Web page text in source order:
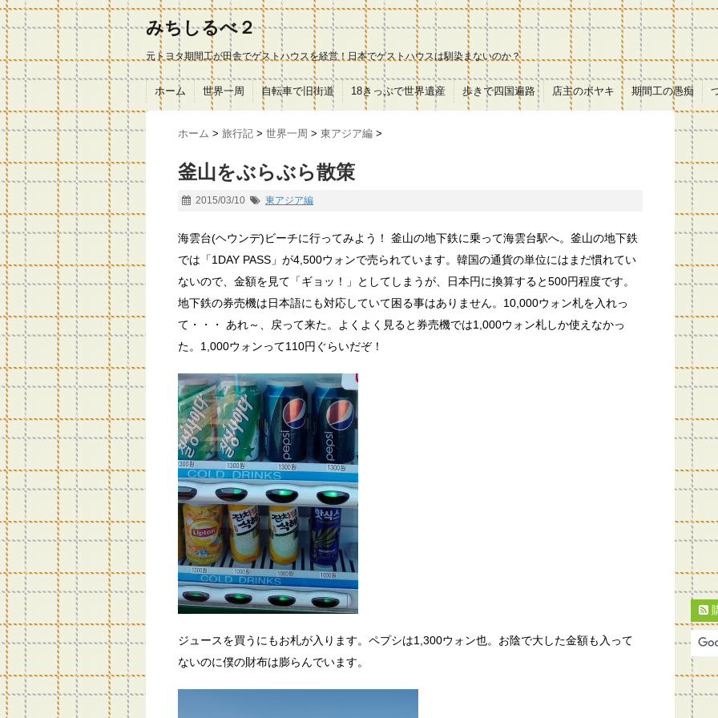
みちしるべ２
元トヨタ期間工が田舎でゲストハウスを経営！日本でゲストハウスは馴染まないのか？
ホーム 世界一周 自転車で旧街道 18きっぷで世界遺産 歩きで四国遍路 店主のボヤキ 期間工の愚痴
ホーム > 旅行記 > 世界一周 > 東アジア編 >
釜山をぶらぶら散策
2015/03/10 東アジア編
海雲台(ヘウンデ)ビーチに行ってみよう！ 釜山の地下鉄に乗って海雲台駅へ。釜山の地下鉄
では「1DAY PASS」が4,500ウォンで売られています。韓国の通貨の単位にはまだ慣れてい
ないので、金額を見て「ギョッ！」としてしまうが、日本円に換算すると500円程度です。
地下鉄の券売機は日本語にも対応していて困る事はありません。10,000ウォン札を入れっ
て・・・ あれ～、戻って来た。よくよく見ると券売機では1,000ウォン札しか使えなかっ
た。1,000ウォンって110円ぐらいだぞ！
ジュースを買うにもお札が入ります。ペプシは1,300ウォン也。お陰で大した金額も入って
ないのに僕の財布は膨らんでいます。